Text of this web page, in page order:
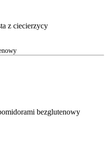
z ciecierzycy
bezglutenowy